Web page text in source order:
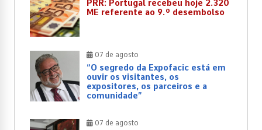
PRR: Portugal recebeu hoje 2.320
ME referente ao 9.º desembolso
07 de agosto
“O segredo da Expofacic está em
ouvir os visitantes, os
expositores, os parceiros e a
comunidade”
07 de agosto